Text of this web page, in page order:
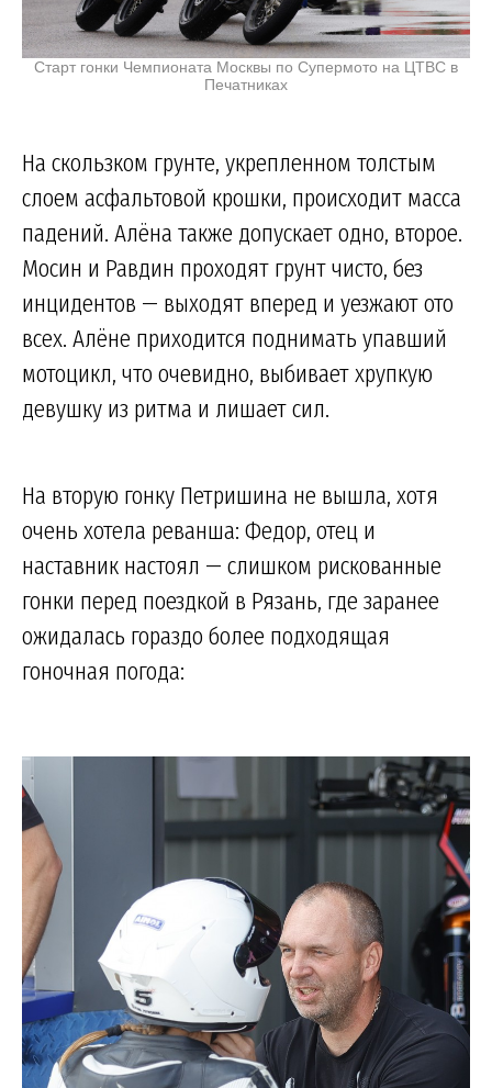
Старт гонки Чемпионата Москвы по Супермото на ЦТВС в
Печатниках
На скользком грунте, укрепленном толстым
слоем асфальтовой крошки, происходит масса
падений. Алёна также допускает одно, второе.
Мосин и Равдин проходят грунт чисто, без
инцидентов — выходят вперед и уезжают ото
всех. Алёне приходится поднимать упавший
мотоцикл, что очевидно, выбивает хрупкую
девушку из ритма и лишает сил.
На вторую гонку Петришина не вышла, хотя
очень хотела реванша: Федор, отец и
наставник настоял — слишком рискованные
гонки перед поездкой в Рязань, где заранее
ожидалась гораздо более подходящая
гоночная погода: